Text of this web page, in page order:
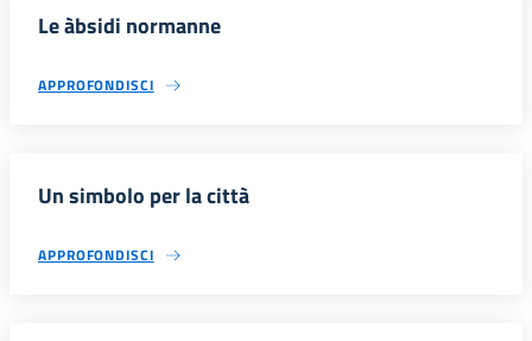
Le àbsidi normanne
APPROFONDISCI
Un simbolo per la città
APPROFONDISCI